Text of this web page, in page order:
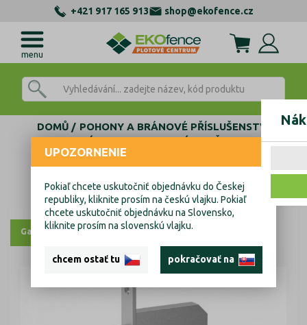
+421 917 165 913 shop@ekofence.cz
menu
DOMŮ
POHONY A BRÁNOVÉ PŘÍSLUŠENSTVÍ
ZÁMKY, CYLINDRICKÉ VLOŽKY
ZÁMKY PRO KŘÍDLOVÉ BRÁNY
Zadlabací zámek Zn, 90x50mm
Galerie Výkresy
UPOZORNENIE
Pokiaľ chcete uskutočniť objednávku do Českej
republiky, kliknite prosím na českú vlajku. Pokiaľ
chcete uskutočniť objednávku na Slovensko,
kliknite prosím na slovenskú vlajku.
chcem ostať tu pokračovať na